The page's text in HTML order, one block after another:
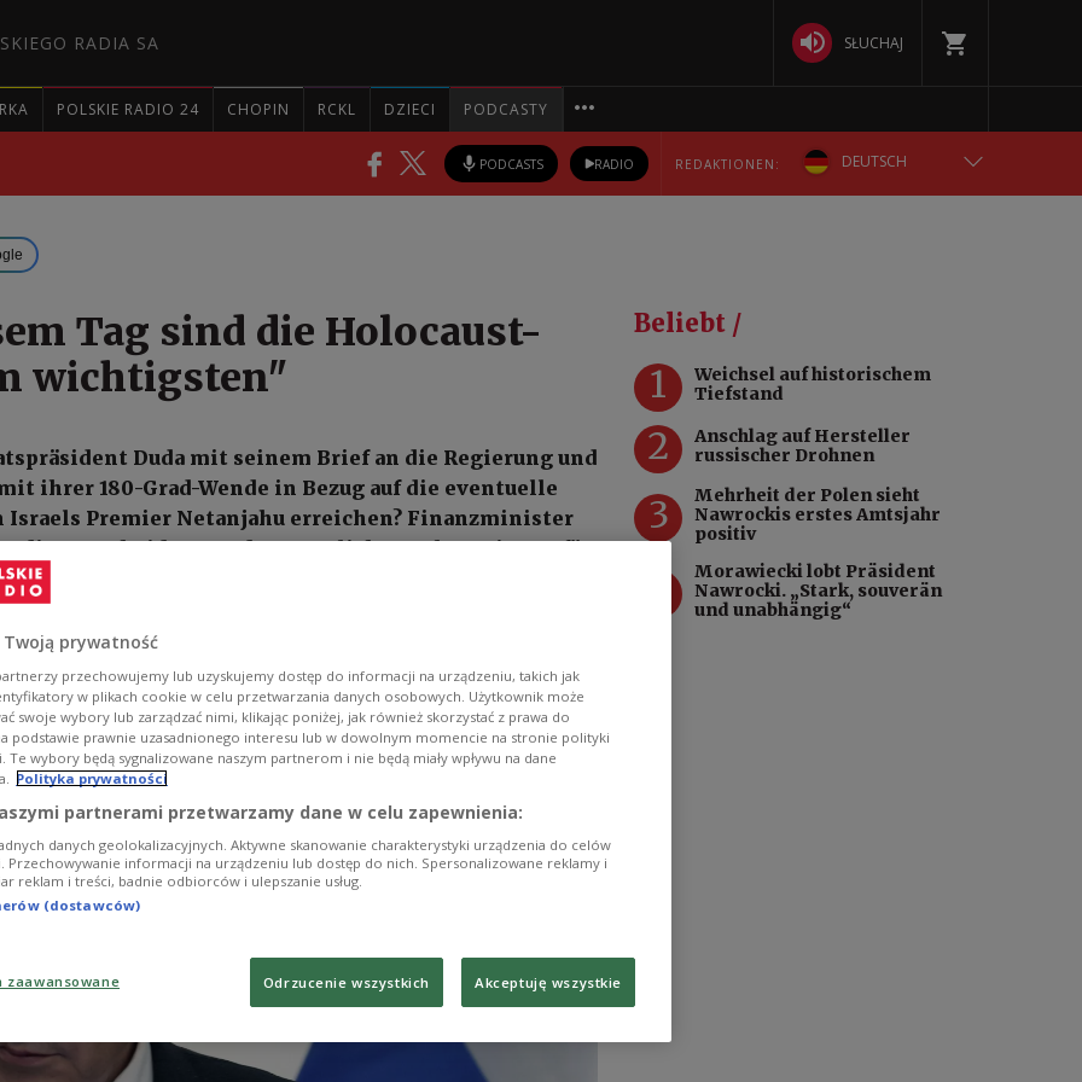
RADIA SA SŁUCHAJ
POLSKIE RADIO 24 CHOPIN RCKL DZIECI PODCASTY
PODCASTS RADIO REDAKTIONEN: DEUTSCH
УКРАЇНСЬКА
Tag sind die Holocaust-
wichtigsten"
Duda mit seinem Brief an die Regierung und
ihrer 180-Grad-Wende in Bezug auf die eventuelle
Israels Premier Netanjahu erreichen? Finanzminister
die Entscheidung zu den staatlichen Subventionen für
heiße Kartoffel. Und: Eine Aussage des von der PiS
Nawrocki zur NATO-
Ukraine schlägt hohe Wellen. Mehr zu diesen
Beliebt /
1
Weichsel auf historischem
Tiefstand
2
Anschlag auf Hersteller
russischer Drohnen
3
Mehrheit der Polen sieht
Nawrockis erstes Amtsjahr
positiv
Morawiecki lobt Präsident
Nawrocki. „Stark, souverän
und unabhängig“
Twoją prywatność
przechowujemy lub uzyskujemy dostęp do informacji na urządzeniu, takich jak
w plikach cookie w celu przetwarzania danych osobowych. Użytkownik może
swoje wybory lub zarządzać nimi, klikając poniżej, jak również skorzystać z prawa do
podstawie prawnie uzasadnionego interesu lub w dowolnym momencie na stronie polityki
Te wybory będą sygnalizowane naszym partnerom i nie będą miały wpływu na dane
Polityka prywatności
partnerami przetwarzamy dane w celu zapewnienia:
danych geolokalizacyjnych. Aktywne skanowanie charakterystyki urządzenia do celów
Przechowywanie informacji na urządzeniu lub dostęp do nich. Spersonalizowane reklamy i
reklam i treści, badnie odbiorców i ulepszanie usług.
(dostawców)
zaawansowane Odrzucenie wszystkich Akceptuję wszystkie